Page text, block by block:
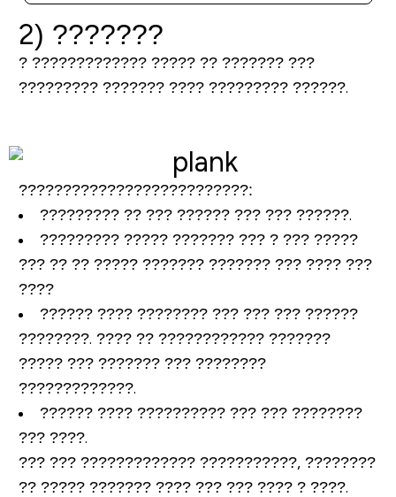
2) ???????
? ????????????? ????? ?? ??????? ???
????????? ??????? ???? ????????? ??????.
??????????????????????????:
????????? ?? ??? ?????? ??? ??? ??????.
????????? ????? ??????? ??? ? ??? ?????
??? ?? ?? ????? ??????? ??????? ??? ???? ???
????
?????? ???? ???????? ??? ??? ??? ??????
????????. ???? ?? ???????????? ???????
????? ??? ??????? ??? ????????
?????????????.
?????? ???? ?????????? ??? ??? ????????
??? ????.
??? ??? ????????????? ???????????, ????????
?? ????? ??????? ???? ??? ??? ???? ? ????.